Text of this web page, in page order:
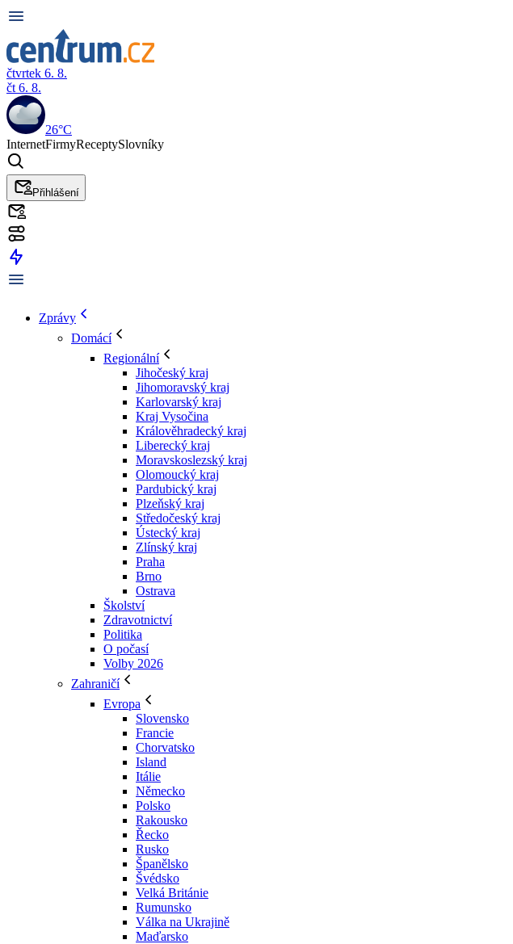
čtvrtek 6. 8.
čt 6. 8.
26°C
InternetFirmyReceptySlovníky
Přihlášení
Zprávy
Domácí
Regionální
Jihočeský kraj
Jihomoravský kraj
Karlovarský kraj
Kraj Vysočina
Králověhradecký kraj
Liberecký kraj
Moravskoslezský kraj
Olomoucký kraj
Pardubický kraj
Plzeňský kraj
Středočeský kraj
Ústecký kraj
Zlínský kraj
Praha
Brno
Ostrava
Školství
Zdravotnictví
Politika
O počasí
Volby 2026
Zahraničí
Evropa
Slovensko
Francie
Chorvatsko
Island
Itálie
Německo
Polsko
Rakousko
Řecko
Rusko
Španělsko
Švédsko
Velká Británie
Rumunsko
Válka na Ukrajině
Maďarsko